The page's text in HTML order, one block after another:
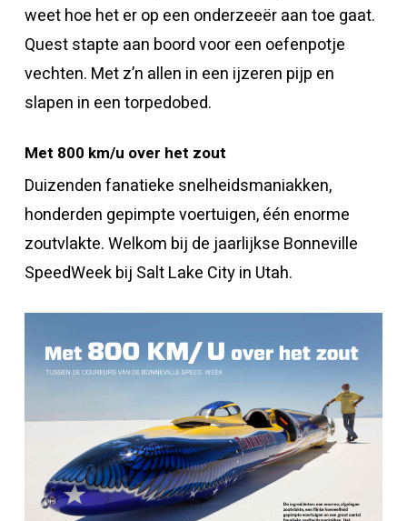
weet hoe het er op een onderzeeër aan toe gaat.
Quest stapte aan boord voor een oefenpotje
vechten. Met z’n allen in een ijzeren pijp en
slapen in een torpedobed.
Met 800 km/u over het zout
Duizenden fanatieke snelheidsmaniakken,
honderden gepimpte voertuigen, één enorme
zoutvlakte. Welkom bij de jaarlijkse Bonneville
SpeedWeek bij Salt Lake City in Utah.